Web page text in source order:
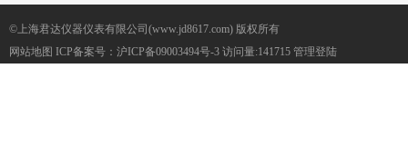
©上海君达仪器仪表有限公司(www.jd8617.com) 版权所有
网站地图 ICP备案号： 沪ICP备09003494号-3 访问量:141715 管理登陆